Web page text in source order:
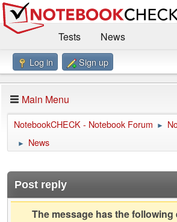
Tests
News
Benchmarks / Technik
Forum
Impressum
Log in Sign up
Main Menu
NotebookCHECK - Notebook Forum ►
► News
Post reply
The message has the